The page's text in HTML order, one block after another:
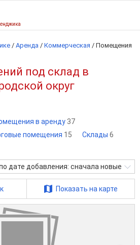
/ Аренда / Коммерческая / Помещения
под склад в
округ
в аренду 37
помещения 15 Склады 6
дате добавления: сначала новые
Показать на карте